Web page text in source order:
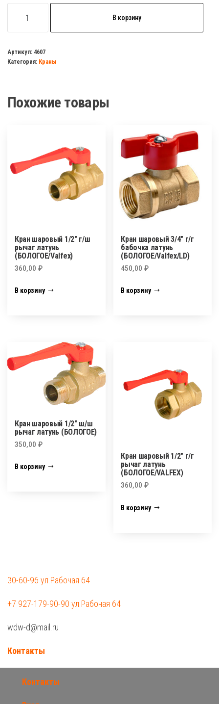
товара
шаровый
1
г
В корзину
Артикул: 4607
Категория: Краны
Похожие товары
Кран шаровый 1/2″ г/ш
рычаг латунь
(БОЛОГОЕ/Valfex)
360,00 ₽
В корзину
Кран шаровый 3/4″ г/г
бабочка латунь
(БОЛОГОЕ/Valfex/LD)
450,00₽
В корзину
Кран шаровый 1/2″ ш/ш
рычаг латунь (БОЛОГОЕ)
350,00 ₽
В корзину
Кран шаровый 1/2″ г/г
рычаг латунь
(БОЛОГОЕ/VALFEX)
360,00₽
В корзину
30-60-96 ул.Рабочая 64
+7 927-179-90-90 ул.Рабочая 64
wdw-d@mail.ru
Контакты
Контакты